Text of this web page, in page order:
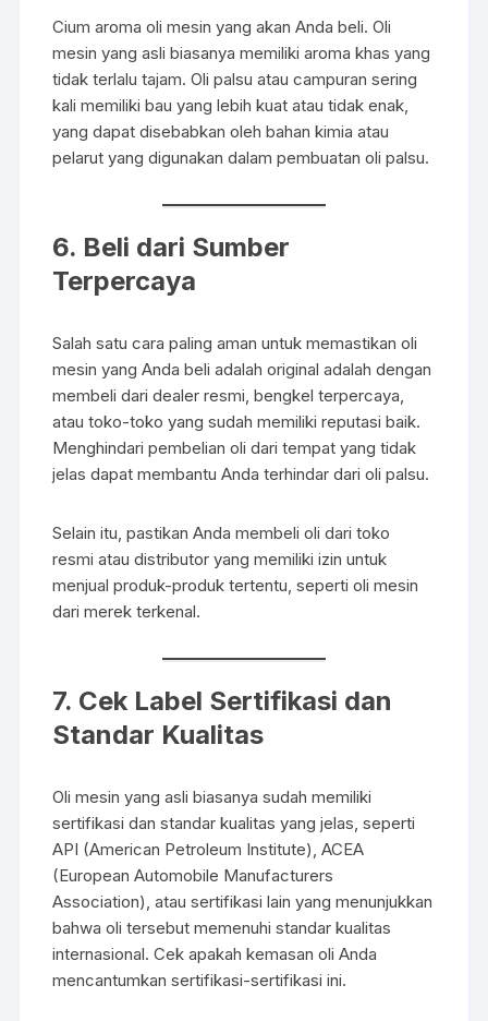
Cium aroma oli mesin yang akan Anda beli. Oli
mesin yang asli biasanya memiliki aroma khas yang
tidak terlalu tajam. Oli palsu atau campuran sering
kali memiliki bau yang lebih kuat atau tidak enak,
yang dapat disebabkan oleh bahan kimia atau
pelarut yang digunakan dalam pembuatan oli palsu.
6. Beli dari Sumber
Terpercaya
Salah satu cara paling aman untuk memastikan oli
mesin yang Anda beli adalah original adalah dengan
membeli dari dealer resmi, bengkel terpercaya,
atau toko-toko yang sudah memiliki reputasi baik.
Menghindari pembelian oli dari tempat yang tidak
jelas dapat membantu Anda terhindar dari oli palsu.
Selain itu, pastikan Anda membeli oli dari toko
resmi atau distributor yang memiliki izin untuk
menjual produk-produk tertentu, seperti oli mesin
dari merek terkenal.
7. Cek Label Sertifikasi dan
Standar Kualitas
Oli mesin yang asli biasanya sudah memiliki
sertifikasi dan standar kualitas yang jelas, seperti
API (American Petroleum Institute), ACEA
(European Automobile Manufacturers
Association), atau sertifikasi lain yang menunjukkan
bahwa oli tersebut memenuhi standar kualitas
internasional. Cek apakah kemasan oli Anda
mencantumkan sertifikasi-sertifikasi ini.